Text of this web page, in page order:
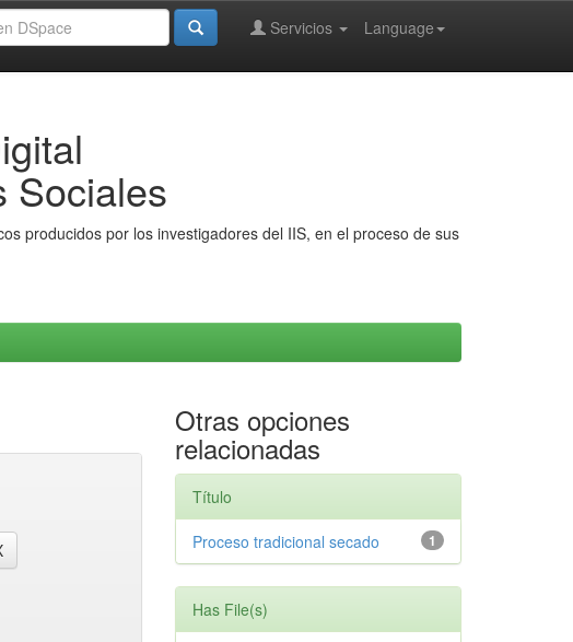
Language
Servicios
Sociales
producidos por los investigadores del IIS, en el proceso de sus
Otras opciones
relacionadas
Título
1
Proceso tradicional secado
Has File(s)